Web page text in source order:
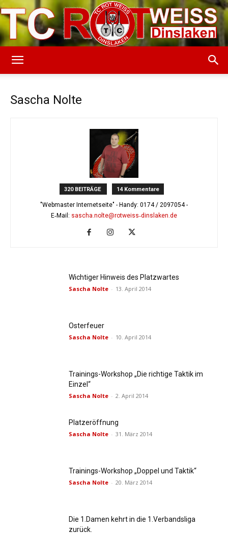
Weiss
Dinslaken
Sascha Nolte
320 BEITRÄGE 14 Kommentare
"Webmaster Internetseite" - Handy: 0174 / 2097054-
E‑Mail: sascha.nolte@rotweiss‑dinslaken.de
Wichtiger Hinweis des Platzwartes
Sascha Nolte - 13. April 2014
Osterfeuer
Sascha Nolte - 10. April 2014
Trainings-Workshop „Die richtige Taktik im
Einzel“
Sascha Nolte - 2. April 2014
Platzeröffnung
Sascha Nolte - 31. März 2014
Trainings-Workshop „Doppel und Taktik“
Sascha Nolte - 20. März 2014
Die 1.Damen kehrt in die 1.Verbandsliga
zurück.